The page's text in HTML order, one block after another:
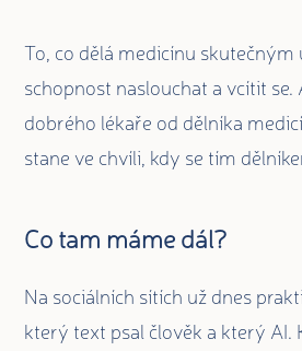
To, co dělá medicínu skutečným
schopnost naslouchat a vcítit se.
dobrého lékaře od dělníka
stane ve chvíli, kdy se tím
Co tam máme dál?
Na sociálních sítích už dnes
který text psal člověk a který AI.